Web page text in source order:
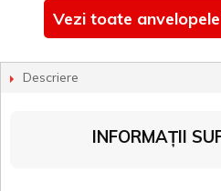
Vezi toate
Descriere
INFORMAȚII